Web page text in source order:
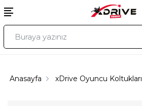
Anasayfa xDrive Oyuncu Koltukları